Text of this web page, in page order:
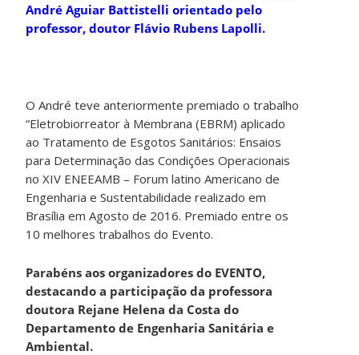
André Aguiar Battistelli orientado pelo
professor, doutor Flávio Rubens Lapolli.
O André teve anteriormente premiado o trabalho
“Eletrobiorreator à Membrana (EBRM) aplicado
ao Tratamento de Esgotos Sanitários: Ensaios
para Determinação das Condições Operacionais
no XIV ENEEAMB – Forum latino Americano de
Engenharia e Sustentabilidade realizado em
Brasília em Agosto de 2016. Premiado entre os
10 melhores trabalhos do Evento.
Parabéns aos organizadores do EVENTO,
destacando a participação da professora
doutora Rejane Helena da Costa do
Departamento de Engenharia Sanitária e
Ambiental.